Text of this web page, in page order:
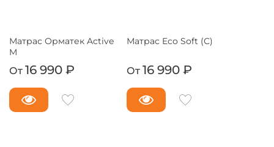
Матрас Орматек Active
M
От 16 990 ₽
Матраc Eco Soft (С)
От 16 990 ₽